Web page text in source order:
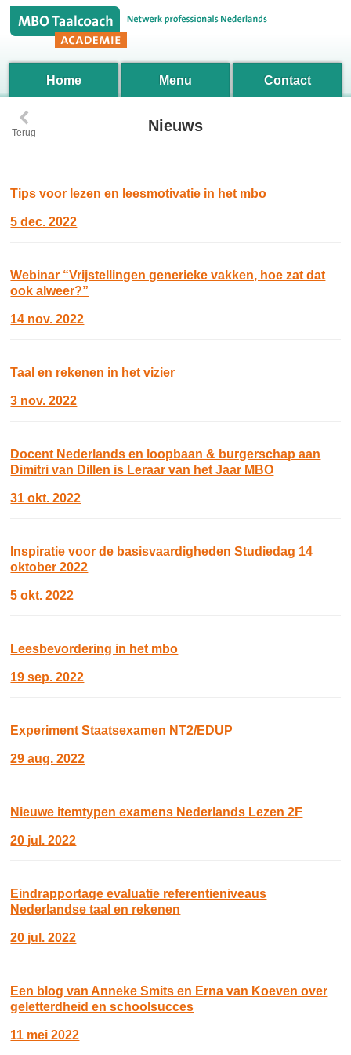
Home Menu Contact
‹
Terug Nieuws
Tips voor lezen en leesmotivatie in het mbo
5 dec. 2022
Webinar “Vrijstellingen generieke vakken, hoe zat dat
ook alweer?”
14 nov. 2022
Taal en rekenen in het vizier
3 nov. 2022
Docent Nederlands en loopbaan & burgerschap aan
Dimitri van Dillen is Leraar van het Jaar MBO
31 okt. 2022
Inspiratie voor de basisvaardigheden Studiedag 14
oktober 2022
5 okt. 2022
Leesbevordering in het mbo
19 sep. 2022
Experiment Staatsexamen NT2/EDUP
29 aug. 2022
Nieuwe itemtypen examens Nederlands Lezen 2F
20 jul. 2022
Eindrapportage evaluatie referentieniveaus
Nederlandse taal en rekenen
20 jul. 2022
Een blog van Anneke Smits en Erna van Koeven over
geletterdheid en schoolsucces
11 mei 2022